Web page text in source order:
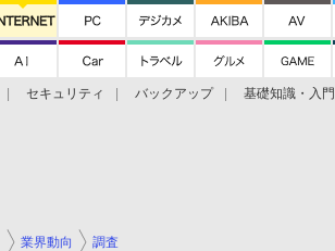
セキュリティ バックアップ 基礎知識・入
業界動向 調査